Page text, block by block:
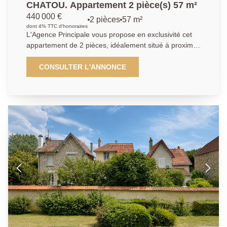
CHATOU. Appartement 2 pièce(s) 57 m²
440 000 €
dont 4% TTC d'honoraires
2 pièces 57 m²
L'Agence Principale vous propose en exclusivité cet
appartement de 2 pièces, idéalement situé à proximité
immédiate de la place Berteaux. Triangle d'or. A
moins de 5 mn à pied de la gare de Chatou donnant
accès au RER A, cet appartement de deux pièces
dégagement avec rangements, un séjour 18 m² avec
un balcon de 11 m², une cuisine aménagée et
équipée pouvant être ouverte sur le séjour si on le
désire, ainsi qu'une grande chambre de 15.4m², une
salle d'eau et un WC. Un emplacement de parking en
sous-sol et une cave complètent le bien. Profitez d'un
emplacement idéal, à proximité immédiate de toutes
les commodités , pour un quotidien pratique et
agréable.
CONSULTER L'ANNONCE